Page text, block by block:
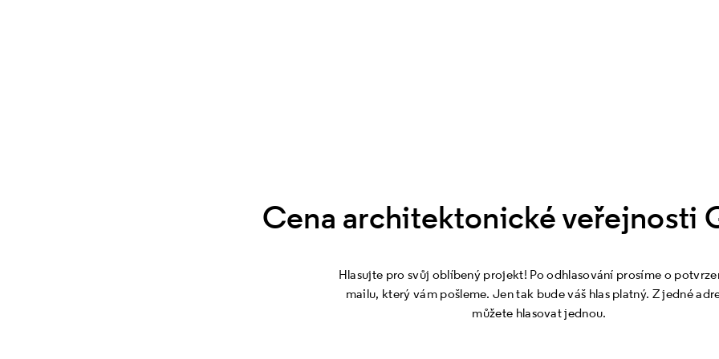
Cena architektonické veřejnosti
Hlasujte pro svůj oblíbený projekt! Po odhlasování prosíme o
mailu, který vám pošleme. Jen tak bude váš hlas platný. Z jedné
můžete hlasovat jednou.